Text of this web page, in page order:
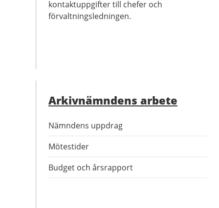
kontaktuppgifter till chefer och
förvaltningsledningen.
Arkivnämndens arbete
Nämndens uppdrag
Mötestider
Budget och årsrapport